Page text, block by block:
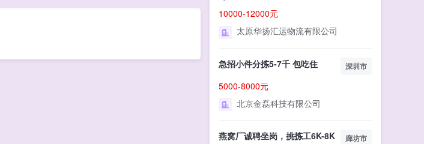
10000-12000元
太原华扬汇运物流有限公司
急招小件分拣5-7千 包吃住 深圳市
5000-8000元
北京金磊科技有限公司
燕窝厂诚聘坐岗，挑拣工6K-8K 廊坊市